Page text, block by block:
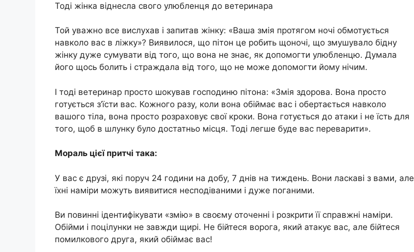
Тоді жінка віднесла свого улюбленця до ветеринара
Той уважно все вислухав і запитав жінку: «Ваша змія протягом ночі обмотується
навколо вас в ліжку»? Виявилося, що пітон це робить щоночі, що змушувало бідну
жінку дуже сумувати від того, що вона не знає, як допомогти улюбленцю. Думала
його щось болить і страждала від того, що не може допомогти йому нічим.
І тоді ветеринар просто шoкував господиню пітона: «Змія здорова. Вона просто
готується з’їсти вас. Кожного разу, коли вона обіймає вас і обертається навколо
вашого тiла, вона просто розраховує свої кроки. Вона готується до атаки і не їсть для
того, щоб в шлунку було достатньо місця. Тоді легше буде вас переварити».
Мораль цієї притчі така:
У вас є друзі, які поруч 24 години на добу, 7 днів на тиждень. Вони ласкаві з вами, але
їхні наміри можуть виявитися несподіваними і дуже поганими.
Ви повинні ідентифікувати «змію» в своєму оточенні і розкрити її справжні наміри.
Обійми і поцілунки не завжди щирі. Не бійтеся ворога, який атакує вас, але бійтеся
помилкового друга, який обіймає вас!